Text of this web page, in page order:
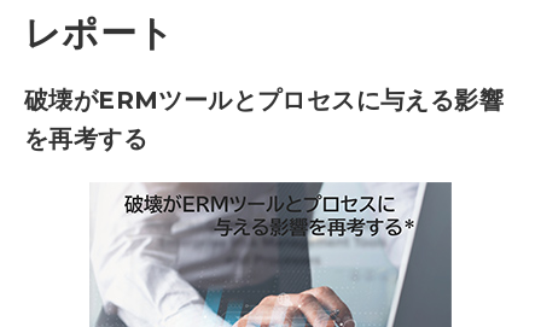
レポート
破壊がERMツールとプロセスに与える影響
を再考する